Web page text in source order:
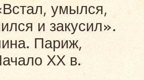
умылся,
и закусил».
Париж,
ХХ в.